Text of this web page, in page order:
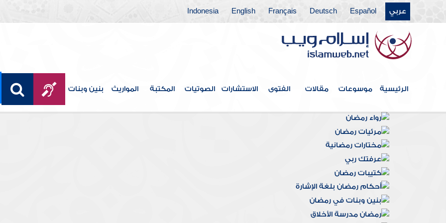
عربي Español
Deutsch
Français
English
Indonesia
الرئيسية موسوعات مقالات الفتوى الاستشارات الصوتيات المكتبة المواريث بنين وبنات